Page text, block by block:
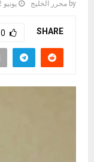
by محرر الخليج يونيو 2, 2026
SHARE
0